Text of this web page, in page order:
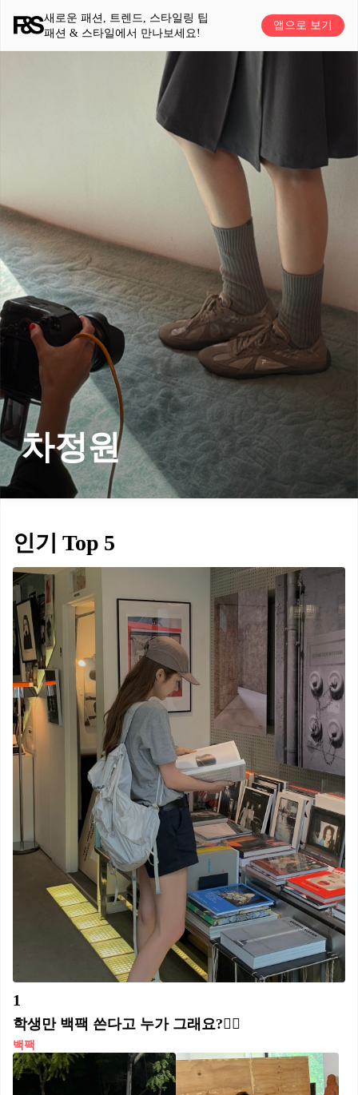
새로운 패션, 트렌드, 스타일링 팁
패션 & 스타일에서 만나보세요!
앱으로 보기
차정원
인기 Top 5
1
학생만 백팩 쓴다고 누가 그래요?🙂‍↔️
백팩